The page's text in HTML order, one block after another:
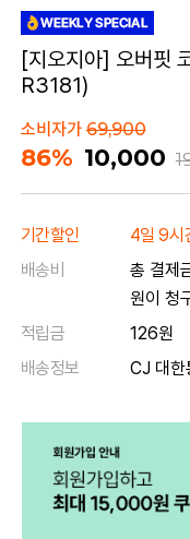
[지오지아] 오버핏
R3181)
소비자가69,900
86% 10,000
기간할인
4일 9시
배송비
총 결제
원이 청
적립금
126원
배송정보
CJ 대한